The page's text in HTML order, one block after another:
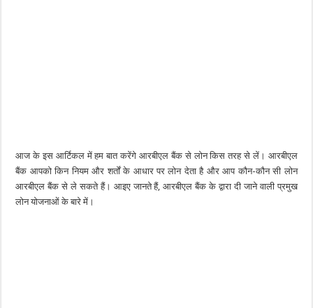
आज के इस आर्टिकल में हम बात करेंगे आरबीएल बैंक से लोन किस तरह से लें। आरबीएल
बैंक आपको किन नियम और शर्तों के आधार पर लोन देता है और आप कौन-कौन सी लोन
आरबीएल बैंक से ले सकते हैं। आइए जानते हैं, आरबीएल बैंक के द्वारा दी जाने वाली प्रमुख
लोन योजनाओं के बारे में।